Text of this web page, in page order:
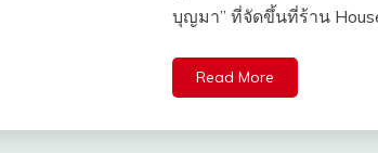
บุญมา” ที่จัดขึ้นที่ร้าน
Read More